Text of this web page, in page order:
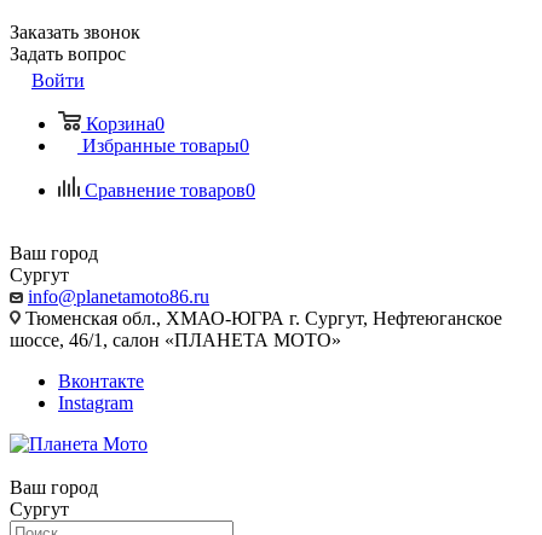
Заказать звонок
Задать вопрос
Войти
Корзина0
Избранные товары0
Сравнение товаров0
Ваш город
Сургут
info@planetamoto86.ru
Тюменская обл., ХМАО-ЮГРА г. Сургут, Нефтеюганское
шоссе, 46/1, салон «ПЛАНЕТА МОТО»
Вконтакте
Instagram
Ваш город
Сургут